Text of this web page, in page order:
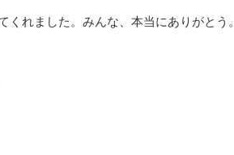
れました。みんな、本当にありがとう。